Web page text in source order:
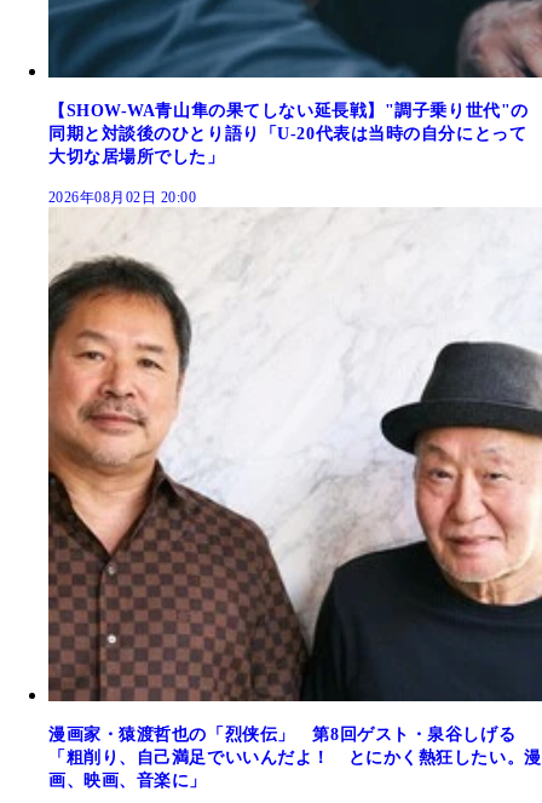
【SHOW-WA青山隼の果てしない延長戦】"調子乗り世代"の
同期と対談後のひとり語り「U-20代表は当時の自分にとって
大切な居場所でした」
2026年08月02日 20:00
漫画家・猿渡哲也の「烈侠伝」 第8回ゲスト・泉谷しげる
「粗削り、自己満足でいいんだよ！ とにかく熱狂したい。漫
画、映画、音楽に」